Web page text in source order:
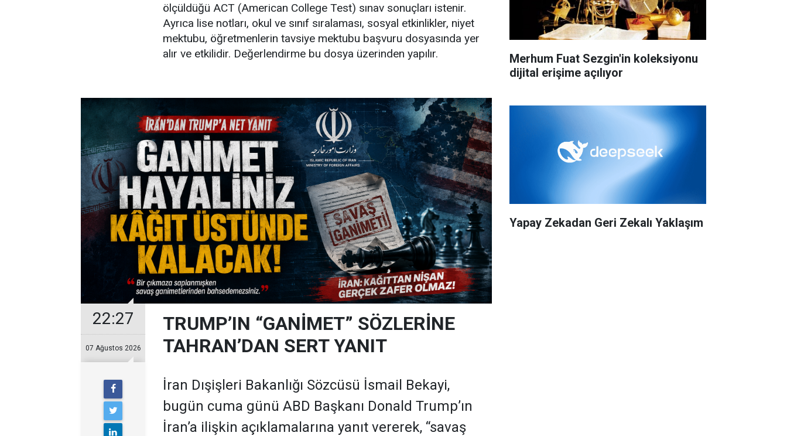
ölçüldüğü ACT (American College Test) sınav sonuçları istenir.
Ayrıca lise notları, okul ve sınıf sıralaması, sosyal etkinlikler, niyet
mektubu, öğretmenlerin tavsiye mektubu başvuru dosyasında yer
alır ve etkilidir. Değerlendirme bu dosya üzerinden yapılır.
22:27
07 Ağustos 2026
TRUMP’IN “GANİMET” SÖZLERİNE
TAHRAN’DAN SERT YANIT
İran Dışişleri Bakanlığı Sözcüsü İsmail Bekayi,
bugün cuma günü ABD Başkanı Donald Trump’ın
İran’a ilişkin açıklamalarına yanıt vererek, “savaş
Merhum Fuat Sezgin'in koleksiyonu
dijital erişime açılıyor
Yapay Zekadan Geri Zekalı Yaklaşım